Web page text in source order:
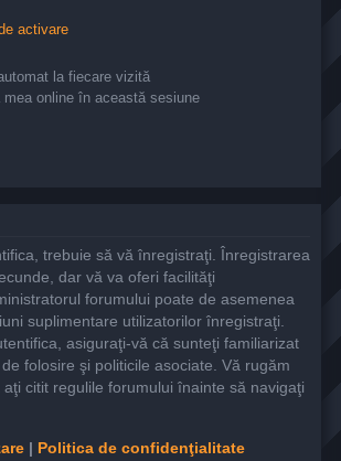
activare
la fiecare vizită
online în această sesiune
trebuie să vă înregistraţi. Înregistrarea
dar vă va oferi facilităţi
forumului poate de asemenea
suplimentare utilizatorilor înregistraţi.
asiguraţi-vă că sunteţi familiarizat
folosire şi politicile asociate. Vă rugăm
citit regulile forumului înainte să navigaţi
| Politica de confidenţialitate